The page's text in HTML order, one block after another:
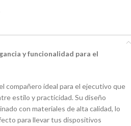
y funcionalidad para el
compañero ideal para el ejecutivo que
estilo y practicidad. Su diseño
con materiales de alta calidad, lo
para llevar tus dispositivos